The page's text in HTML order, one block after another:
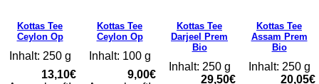
Kottas Tee
Ceylon Op
Inhalt: 250 g
13,10€
Kottas Tee
Ceylon Op
Inhalt: 100 g
9,00€
Kottas Tee
Darjeel Prem
Bio
Inhalt: 250 g
29,50€
Kottas Tee
Assam Prem
Bio
Inhalt: 250 g
20,05€